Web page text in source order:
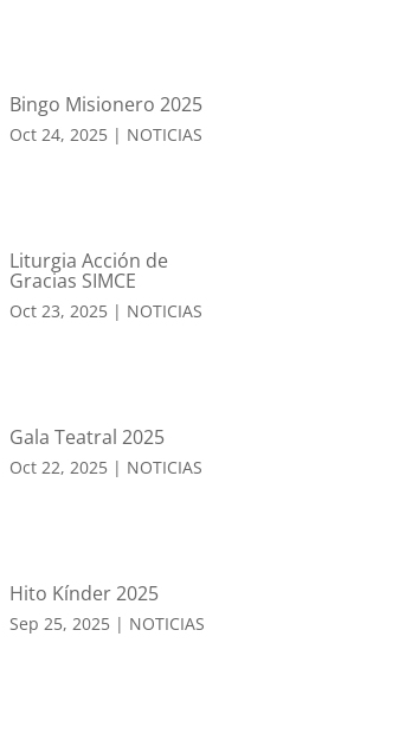
Bingo Misionero 2025
Oct 24, 2025 | NOTICIAS
Liturgia Acción de
Gracias SIMCE
Oct 23, 2025 | NOTICIAS
Gala Teatral 2025
Oct 22, 2025 | NOTICIAS
Hito Kínder 2025
Sep 25, 2025 | NOTICIAS